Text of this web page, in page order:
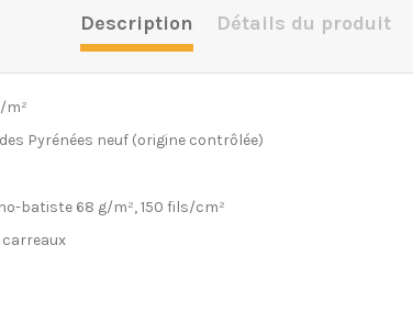
Description Détails du produit
m²
Pyrénées neuf (origine contrôlée)
batiste 68 g/m², 150 fils/cm²
carreaux